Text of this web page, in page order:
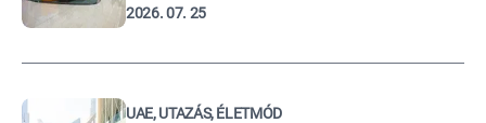
2026. 07. 25
UAE, UTAZÁS, ÉLETMÓD